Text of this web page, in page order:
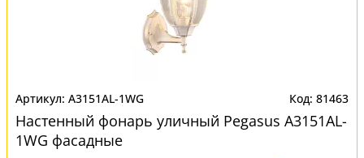
A3151AL-1WG 81463
Настенный фонарь уличный Pegasus A3151AL-
1WG фасадные